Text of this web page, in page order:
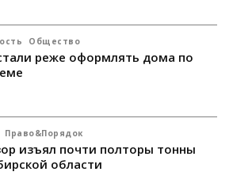
Общество
реже оформлять дома по
Право&Порядок
изъял почти полторы тонны
области